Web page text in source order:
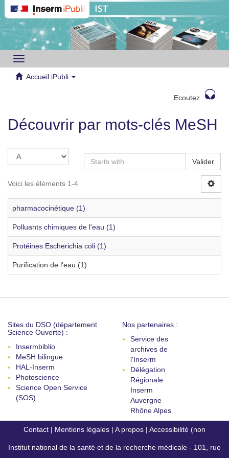
Toggle
navigation
Accueil iPubli
Ecoutez
Découvrir par mots-clés MeSH
Valider
Voici les éléments 1-4
pharmacocinétique (1)
Polluants chimiques de l'eau (1)
Protéines Escherichia coli (1)
Purification de l'eau (1)
Sites du DSO (département
Science Ouverte) :
Insermbiblio
MeSH bilingue
HAL-Inserm
Photoscience
Science Open Service
(SOS)
Nos partenaires :
Service des
archives de
l'Inserm
Délégation
Régionale
Inserm
Auvergne
Rhône Alpes
Contact | Mentions légales | A propos | Accessibilité (non
conforme)
Institut national de la santé et de la recherche médicale - 101, rue